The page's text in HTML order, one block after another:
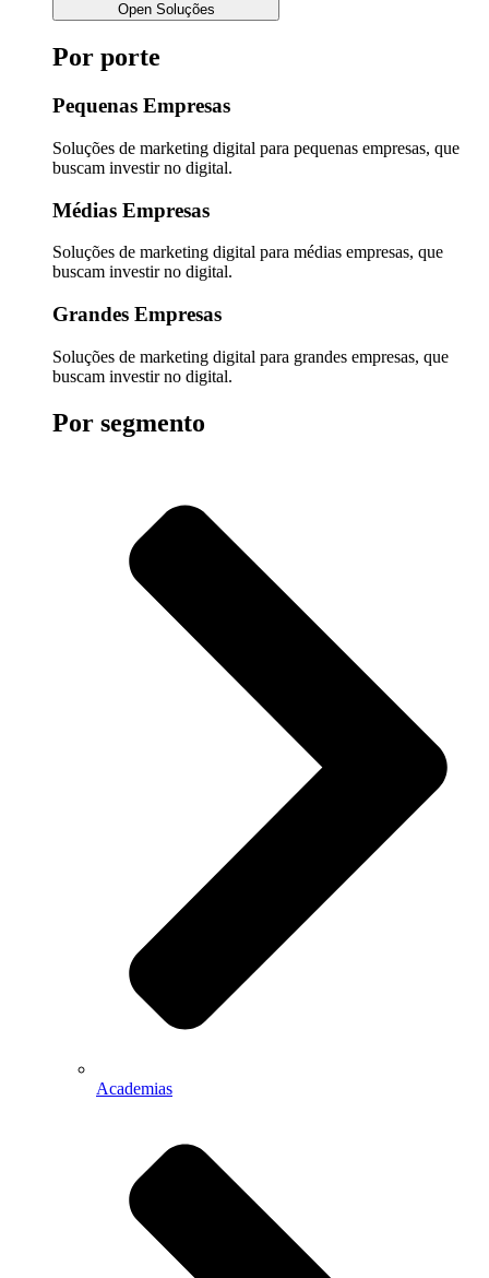
Open Soluções
Por porte
Pequenas Empresas
Soluções de marketing digital para pequenas empresas, que
buscam investir no digital.
Médias Empresas
Soluções de marketing digital para médias empresas, que
buscam investir no digital.
Grandes Empresas
Soluções de marketing digital para grandes empresas, que
buscam investir no digital.
Por segmento
Academias